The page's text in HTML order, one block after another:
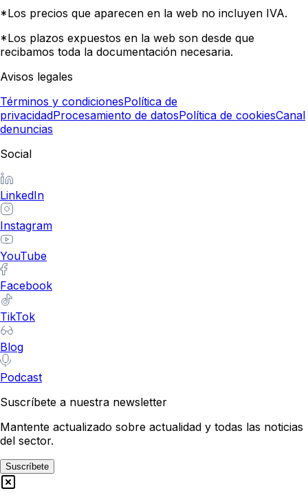
*Los precios que aparecen en la web no incluyen IVA.
*Los plazos expuestos en la web son desde que
recibamos toda la documentación necesaria.
Avisos legales
Términos y condicionesPolítica de
privacidadProcesamiento de datosPolítica de cookiesCanal
denuncias
Social
LinkedIn
Instagram
YouTube
Facebook
TikTok
Blog
Podcast
Suscríbete a nuestra newsletter
Mantente actualizado sobre actualidad y todas las noticias
del sector.
Suscríbete